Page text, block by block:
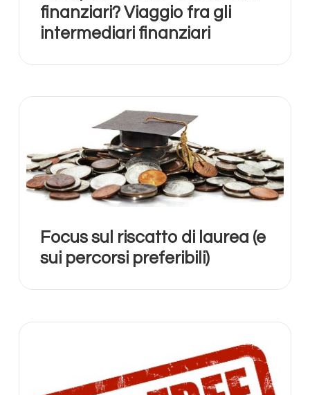
finanziari? Viaggio fra gli
intermediari finanziari
Focus sul riscatto di laurea (e
sui percorsi preferibili)